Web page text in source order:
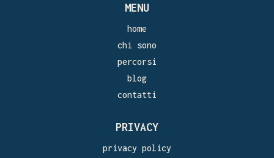
MENU
home
chi sono
percorsi
blog
contatti
PRIVACY
privacy policy